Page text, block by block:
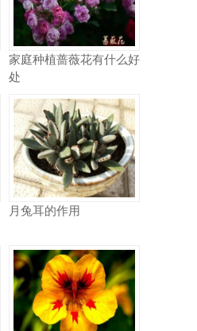
家庭种植蔷薇花有什么好
处
月兔耳的作用